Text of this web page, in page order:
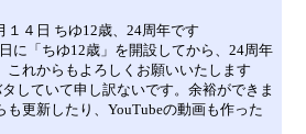
１４日 ちゆ12歳、24周年です
に「ちゆ12歳」を開設してから、24周年
これからもよろしくお願いいたします
していて申し訳ないです。余裕ができま
も更新したり、YouTubeの動画も作った